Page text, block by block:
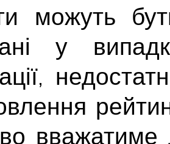
можуть
у
вважатиме